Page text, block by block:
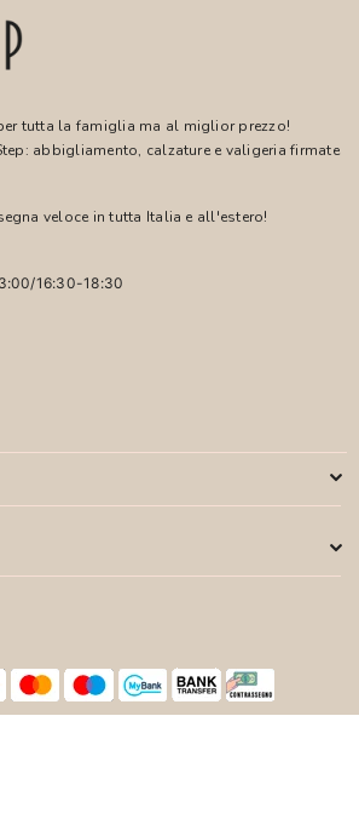
tutta la famiglia ma al miglior prezzo!
abbigliamento, calzature e valigeria firmate
veloce in tutta Italia e all'estero!
16:30-18:30